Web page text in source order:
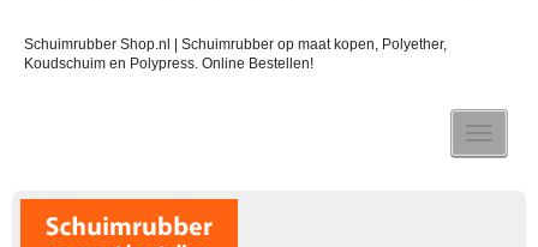
Schuimrubber Shop.nl | Schuimrubber op maat kopen, Polyether,
Koudschuim en Polypress. Online Bestellen!
Toggle